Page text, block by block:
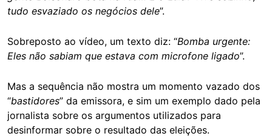
tudo esvaziado os negócios dele”.
Sobreposto ao vídeo, um texto diz: “Bomba urgente:
Eles não sabiam que estava com microfone ligado”.
Mas a sequência não mostra um momento vazado dos
“bastidores” da emissora, e sim um exemplo dado pela
jornalista sobre os argumentos utilizados para
desinformar sobre o resultado das eleições.